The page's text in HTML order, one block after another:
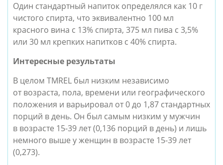
Один стандартный напиток определялся как 10 г
чистого спирта, что эквивалентно 100 мл
красного вина с 13% спирта, 375 мл пива с 3,5%
или 30 мл крепких напитков с 40% спирта.
Интересные результаты
В целом TMREL был низким независимо
от возраста, пола, времени или географического
положения и варьировал от 0 до 1,87 стандартных
порций в день. Он был самым низким у мужчин
в возрасте 15-39 лет (0,136 порций в день) и лишь
немного выше у женщин в возрасте 15-39 лет
(0,273).